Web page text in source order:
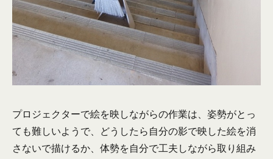
プロジェクターで絵を映しながらの作業は、姿勢がとっ
ても難しいようで、どうしたら自分の影で映した絵を消
さないで描けるか、体勢を自分で工夫しながら取り組み